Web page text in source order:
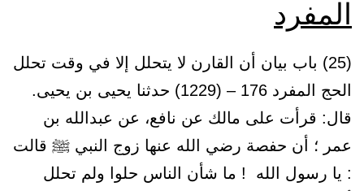
المفرد
(25) باب بيان أن القارن لا يتحلل إلا في وقت تحلل
الحج المفرد 176 – (1229) حدثنا يحيى بن يحيى.
قال: قرأت على مالك عن نافع، عن عبدالله بن
عمر ؛ أن حفصة رضي الله عنها زوج النبي ﷺ قالت
: يا رسول الله ! ما شأن الناس حلوا ولم تحلل